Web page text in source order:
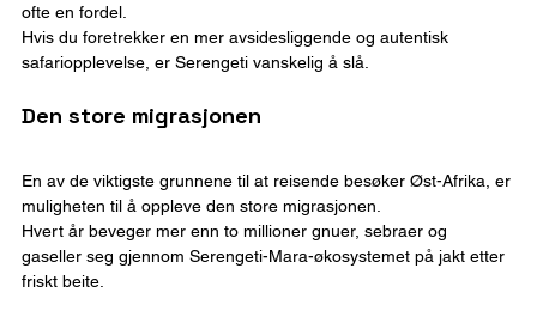
ofte en fordel.
Hvis du foretrekker en mer avsidesliggende og autentisk
safariopplevelse, er Serengeti vanskelig å slå.
Den store migrasjonen
En av de viktigste grunnene til at reisende besøker Øst-Afrika, er
muligheten til å oppleve den store migrasjonen.
Hvert år beveger mer enn to millioner gnuer, sebraer og
gaseller seg gjennom Serengeti-Mara-økosystemet på jakt etter
friskt beite.